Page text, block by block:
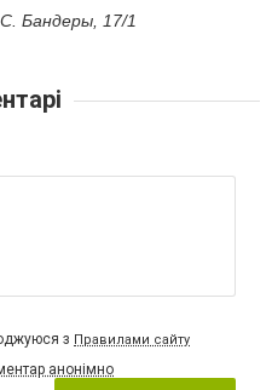
Бандеры, 17/1
з Правилами сайту
анонімно